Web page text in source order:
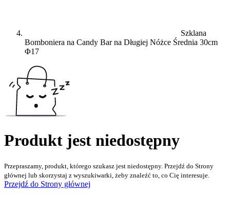
Szklana
Bomboniera na Candy Bar na Długiej Nóżce Średnia 30cm
Φ17
Produkt jest niedostępny
Przepraszamy, produkt, którego szukasz jest niedostępny. Przejdź do Strony
głównej lub skorzystaj z wyszukiwarki, żeby znaleźć to, co Cię interesuje.
Przejdź do Strony głównej